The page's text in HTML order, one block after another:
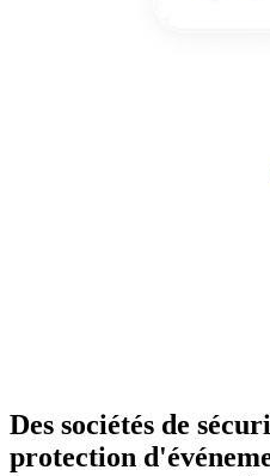
Des sociétés de
protection